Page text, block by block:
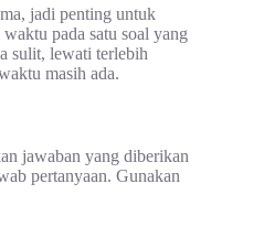
jadi penting untuk
pada satu soal yang
sulit, lewati terlebih
masih ada.
jawaban yang diberikan
pertanyaan. Gunakan